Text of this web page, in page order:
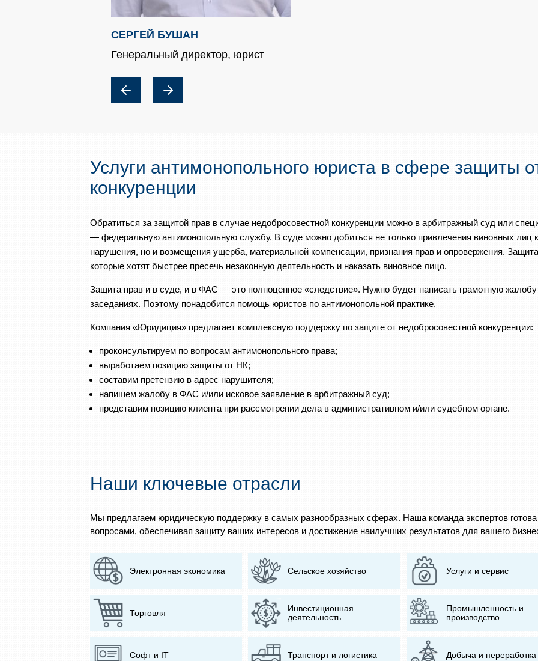
СЕРГЕЙ БУШАН
Генеральный директор, юрист
Услуги антимонопольного юриста в сфере защиты
конкуренции
Обратиться за защитой прав в случае недобросовестной конкуренции можно в арбитражный суд или
— федеральную антимонопольную службу. В суде можно добиться не только привлечения виновных лиц к
нарушения, но и возмещения ущерба, материальной компенсации, признания прав и опровержения.
которые хотят быстрее пресечь незаконную деятельность и наказать виновное лицо.
Защита прав и в суде, и в ФАС — это полноценное «следствие». Нужно будет написать грамотную
заседаниях. Поэтому понадобится помощь юристов по антимонопольной практике.
Компания «Юридиция» предлагает комплексную поддержку по защите от недобросовестной конкуренции:
проконсультируем по вопросам антимонопольного права;
выработаем позицию защиты от НК;
составим претензию в адрес нарушителя;
напишем жалобу в ФАС и/или исковое заявление в арбитражный суд;
представим позицию клиента при рассмотрении дела в административном и/или судебном органе.
Наши ключевые отрасли
Мы предлагаем юридическую поддержку в самых разнообразных сферах. Наша команда экспертов
вопросами, обеспечивая защиту ваших интересов и достижение наилучших результатов для вашего
Электронная экономика Сельское хозяйство Услуги и сервис
Торговля
Инвестиционная
деятельность
Промышленность и
производство
Софт и IT Транспорт и логистика Добыча и переработка